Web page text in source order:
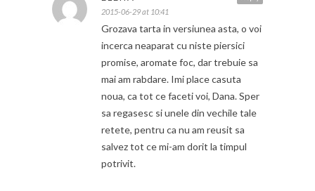
2015-06-29 at 10:41
Grozava tarta in versiunea asta, o voi
incerca neaparat cu niste piersici
promise, aromate foc, dar trebuie sa
mai am rabdare. Imi place casuta
noua, ca tot ce faceti voi, Dana. Sper
sa regasesc si unele din vechile tale
retete, pentru ca nu am reusit sa
salvez tot ce mi-am dorit la timpul
potrivit.